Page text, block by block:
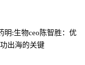
明:生物ceo陈智胜：优
出海的关键